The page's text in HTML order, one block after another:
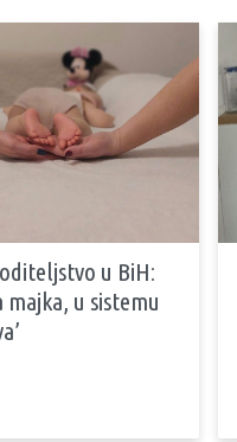
u BiH:
majka, u sistemu